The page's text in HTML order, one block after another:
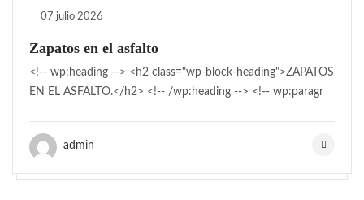
07 julio 2026
Zapatos en el asfalto
<!-- wp:heading --> <h2 class="wp-block-heading">ZAPATOS
EN EL ASFALTO.</h2> <!-- /wp:heading --> <!-- wp:paragr
admin